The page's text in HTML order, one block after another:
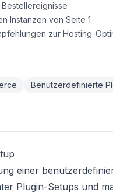
Instanzen von Seite 1
zur Hosting-
Benutzerdefinierte
einer
Plugin-Setups und